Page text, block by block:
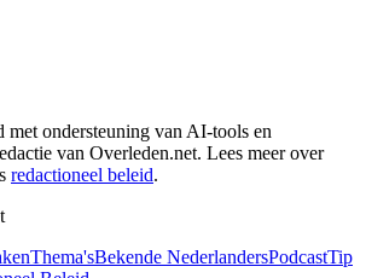
met ondersteuning van AI-tools en
van Overleden.net. Lees meer over
redactioneel beleid.
Thema'sBekende NederlandersPodcastTip